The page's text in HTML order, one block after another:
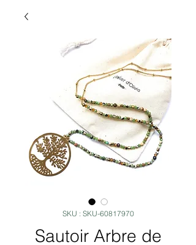
SKU : SKU-60817970
Sautoir Arbre de